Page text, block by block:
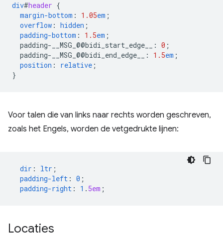
div#header {
margin-bottom : 1.05em ;
overflow : hidden ;
padding-bottom : 1.5em ;
padding-__MSG_@@bidi_start_edge__ : 0 ;
padding-__MSG_@@bidi_end_edge__ : 1.5em ;
position : relative ;
}
Voor talen die van links naar rechts worden geschreven,
zoals het Engels, worden de vetgedrukte lijnen:
dir : ltr ;
padding-left : 0 ;
padding-right : 1 . 5em ;
Locaties